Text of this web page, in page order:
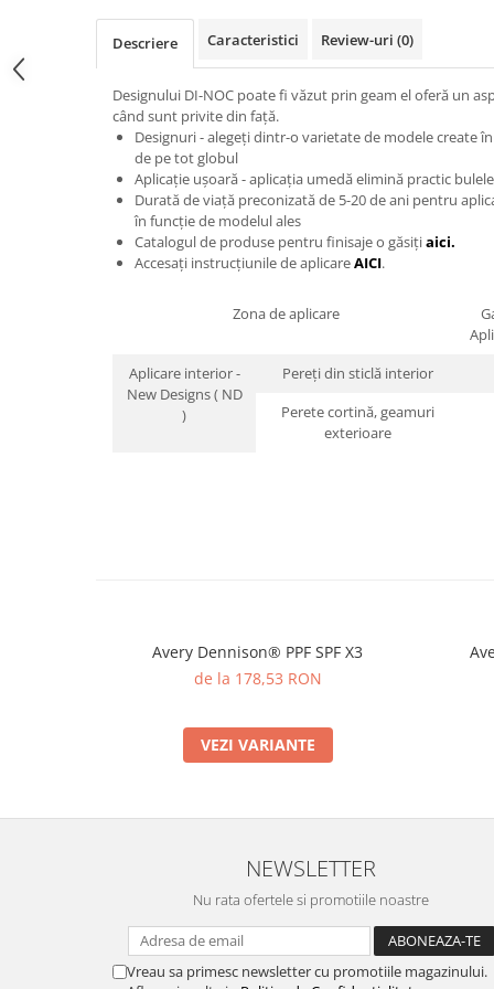
Serigrafie
Supralaminare
Benzi adezive
Benzi și covoare anti-alunecare
Descriere Caracteristici Review-uri (0)
Designului DI-NOC poate fi văzut prin geam el oferă un
când sunt privite din față.
Designuri - alegeți dintr-o varietate de modele create
de pe tot globul
Aplicație ușoară - aplicația umedă elimină practic
Durată de viață preconizată de 5-20 de ani pentru
în funcție de modelul ales
Catalogul de produse pentru finisaje o găsițiaici.
Accesați instrucțiunile de aplicareAICI.
Zona de aplicare
Aplicare interior -
New Designs ( ND
)
Pereți din sticlă interior
Perete cortină, geamuri
exterioare
Avery Dennison® PPF SPF X3
de la 178,53 RON
VEZI VARIANTE
NEWSLETTER
Nu rata ofertele si promotiile noastre
Vreau sa primesc newsletter cu promotiile magazinului.